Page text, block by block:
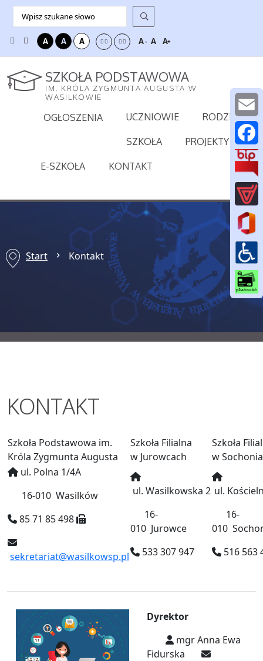
A A A A- A A+
SZKOŁA PODSTAWOWA
IM. KRÓLA ZYGMUNTA AUGUSTA W
WASILKOWIE
OGŁOSZENIA UCZNIOWIE RODZICE
SZKOŁA PROJEKTY
E-SZKOŁA KONTAKT
Start Kontakt
E
m
a
F
a
c
e
b
o
o
KONTAKT
Szkoła Podstawowa im.
Króla Zygmunta Augusta
Szkoła Filialna
w Jurowcach
Szkoła
w
ul. Polna 1/4A
16-010 Wasilków
85 71 85 498
sekretariat@wasilkowsp.pl
ul. Wasilkowska 2
16-
010 Jurowce
533 307 947
ul.
16-
010
516 563
Dyrektor
mgr Anna Ewa
Fidurska